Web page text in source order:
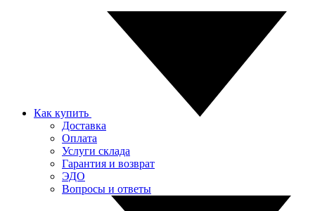
Как купить
Доставка
Оплата
Услуги склада
Гарантия и возврат
ЭДО
Вопросы и ответы